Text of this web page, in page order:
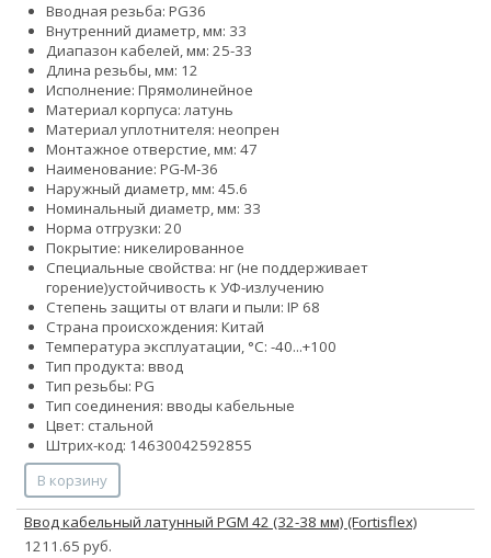
Вводная резьба: PG36
Внутренний диаметр, мм: 33
Диапазон кабелей, мм: 25-33
Длина резьбы, мм: 12
Исполнение: Прямолинейное
Материал корпуса: латунь
Материал уплотнителя: неопрен
Монтажное отверстие, мм: 47
Наименование: PG-M-36
Наружный диаметр, мм: 45.6
Номинальный диаметр, мм: 33
Норма отгрузки: 20
Покрытие: никелированное
Специальные свойства: нг (не поддерживает
горение)устойчивость к УФ-излучению
Степень защиты от влаги и пыли: IP 68
Страна происхождения: Китай
Температура эксплуатации, °С: -40...+100
Тип продукта: ввод
Тип резьбы: PG
Тип соединения: вводы кабельные
Цвет: стальной
Штрих-код: 14630042592855
В корзину
Ввод кабельный латунный PGM 42 (32-38 мм) (Fortisflex)
1211.65 руб.